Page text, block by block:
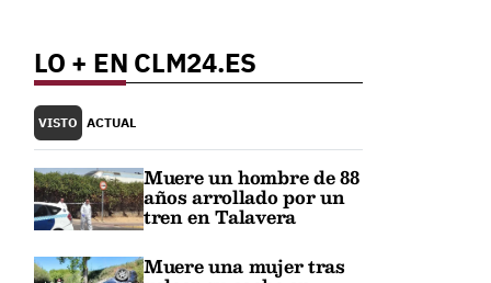
LO + EN CLM24.ES
VISTO ACTUAL
Muere un hombre de 88
años arrollado por un
tren en Talavera
Muere una mujer tras